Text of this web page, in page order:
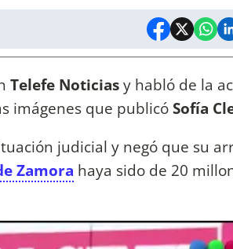
Telefe Noticiasy habló de la
imágenes que publicóSofía
judicial y negó que su
Zamora haya sido de 20